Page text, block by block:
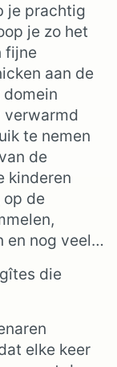
je prachtig
je zo het
fijne
aan de
verwarmd
te nemen
de
kinderen
op de
en nog veel
die
elke keer